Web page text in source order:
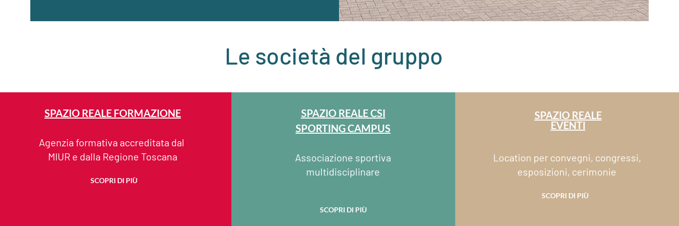
Le società del gruppo
SPAZIO REALE FORMAZIONE
Agenzia formativa accreditata dal
MIUR e dalla Regione Toscana
SCOPRI DI PIÙ
SPAZIO REALE CSI
SPORTING CAMPUS
Associazione sportiva
multidisciplinare
SCOPRI DI PIÙ
SPAZIO REALE
EVENTI
Location per convegni, congressi,
esposizioni, cerimonie
SCOPRI DI PIÙ